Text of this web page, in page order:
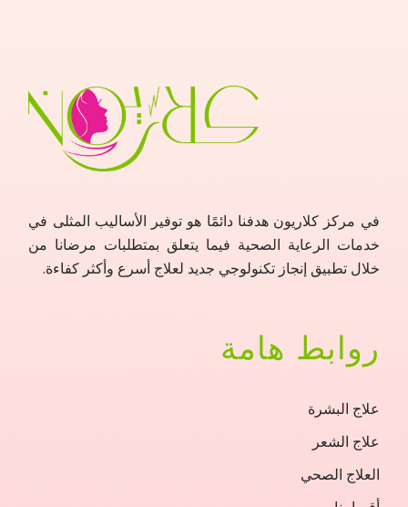
في مركز كلاريون هدفنا دائمًا هو توفير الأساليب المثلى في
خدمات الرعاية الصحية فيما يتعلق بمتطلبات مرضانا من
خلال تطبيق إنجاز تكنولوجي جديد لعلاج أسرع وأكثر كفاءة.
روابط هامة
علاج البشرة
علاج الشعر
العلاج الصحي